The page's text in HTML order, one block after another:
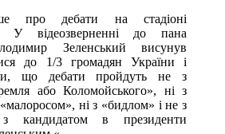
про дебати на стадіоні
У відеозверненні до пана
Зеленський висунув
до 1/3 громадян України і
що дебати пройдуть не з
або Коломойського», ні з
ні з «бидлом» і не з
кандидатом в президенти